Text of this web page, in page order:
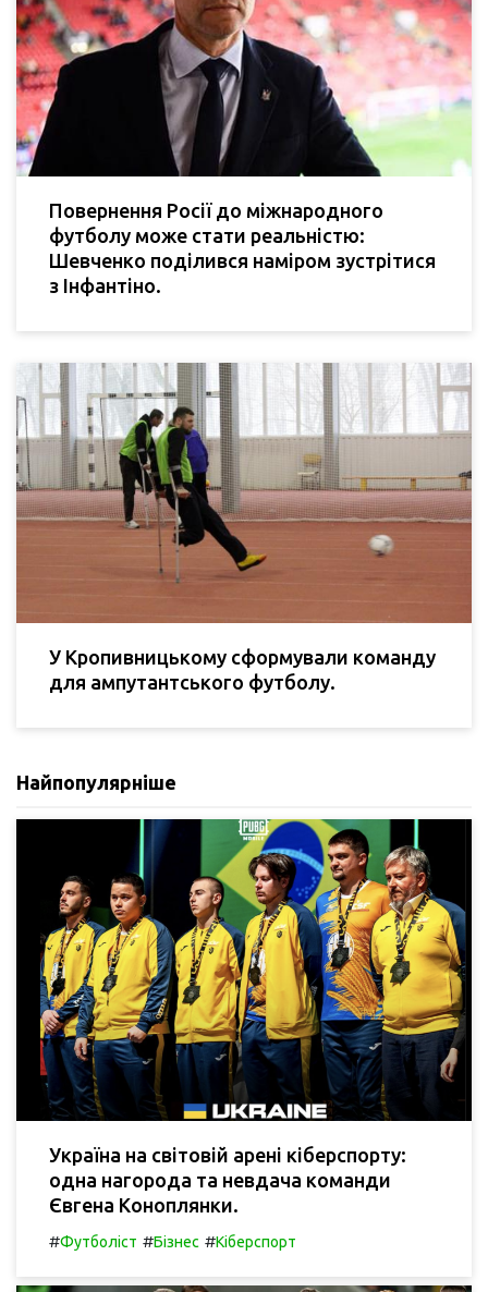
Повернення Росії до міжнародного
футболу може стати реальністю:
Шевченко поділився наміром зустрітися
з Інфантіно.
У Кропивницькому сформували команду
для ампутантського футболу.
Найпопулярніше
Україна на світовій арені кіберспорту:
одна нагорода та невдача команди
Євгена Коноплянки.
#Футболіст #Бізнес #Кіберспорт